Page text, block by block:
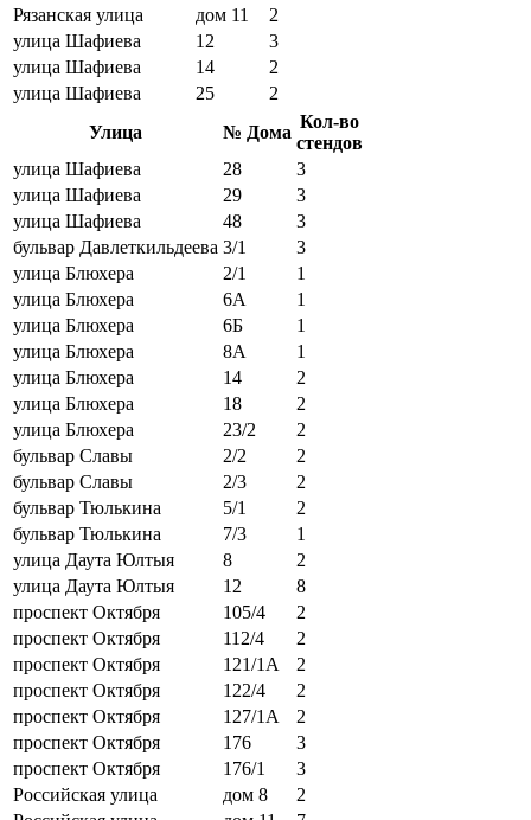
Рязанская улица
дом 11
2
улица Шафиева
12
3
улица Шафиева
14
2
улица Шафиева
25
2
Улица
№ Дома
Кол-во
стендов
улица Шафиева
28
3
улица Шафиева
29
3
улица Шафиева
48
3
бульвар Давлеткильдеева 3/1
3
улица Блюхера
2/1
1
улица Блюхера
6А
1
улица Блюхера
6Б
1
улица Блюхера
8А
1
улица Блюхера
14
2
улица Блюхера
18
2
улица Блюхера
23/2
2
бульвар Славы
2/2
2
бульвар Славы
2/3
2
бульвар Тюлькина
5/1
2
бульвар Тюлькина
7/3
1
улица Даута Юлтыя
8
2
улица Даута Юлтыя
12
8
проспект Октября
105/4
2
проспект Октября
112/4
2
проспект Октября
121/1А
2
проспект Октября
122/4
2
проспект Октября
127/1А
2
проспект Октября
176
3
проспект Октября
176/1
3
Российская улица
дом 8
2